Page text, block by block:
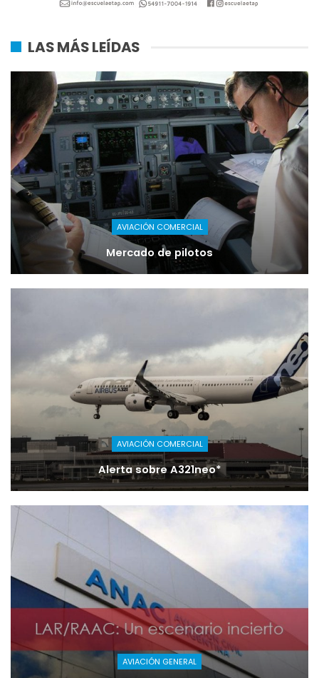
LAS MÁS LEÍDAS
AVIACIÓN COMERCIAL
Mercado de pilotos
AVIACIÓN COMERCIAL
Alerta sobre A321neo*
AVIACIÓN GENERAL